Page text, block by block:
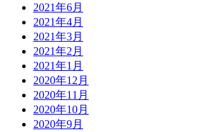
2021年6月
2021年4月
2021年3月
2021年2月
2021年1月
2020年12月
2020年11月
2020年10月
2020年9月